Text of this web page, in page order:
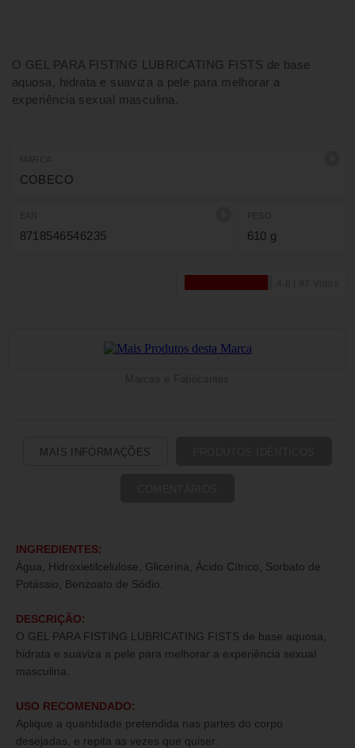
O GEL PARA FISTING LUBRICATING FISTS de base
aquosa, hidrata e suaviza a pele para melhorar a
experiência sexual masculina.
COBECO
8718546546235 610 g
MAIS INFORMAÇÕES
INGREDIENTES:
Água, Hidroxietilcelulose, Glicerina, Ácido Cítrico, Sorbato de
Potássio, Benzoato de Sódio.
DESCRIÇÃO:
O GEL PARA FISTING LUBRICATING FISTS de base aquosa,
hidrata e suaviza a pele para melhorar a experiência sexual
masculina.
USO RECOMENDADO:
Aplique a quantidade pretendida nas partes do corpo
desejadas, e repita as vezes que quiser.